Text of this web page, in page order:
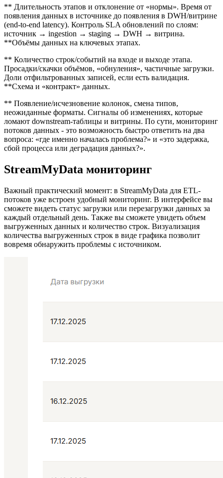
** Длительность этапов и отклонение от «нормы». Время от
появления данных в источнике до появления в DWH/витрине
(end-to-end latency). Контроль SLA обновлений по слоям:
источник → ingestion → staging → DWH → витрина.
**Объёмы данных на ключевых этапах.
** Количество строк/событий на входе и выходе этапа.
Просадки/скачки объёмов, «обнуления», частичные загрузки.
Доли отфильтрованных записей, если есть валидация.
**Схема и «контракт» данных.
** Появление/исчезновение колонок, смена типов,
неожиданные форматы. Сигналы об изменениях, которые
ломают downstream-таблицы и витрины. По сути, мониторинг
потоков данных - это возможность быстро ответить на два
вопроса: «где именно началась проблема?» и «это задержка,
сбой процесса или деградация данных?».
StreamMyData мониторинг
Важный практический момент: в StreamMyData для ETL-
потоков уже встроен удобный мониторинг. В интерфейсе вы
сможете видеть статус загрузки или перезагрузки данных за
каждый отдельный день. Также вы сможете увидеть объем
выгруженных данных и количество строк. Визуализация
количества выгруженных строк в виде графика позволит
вовремя обнаружить проблемы с источником.